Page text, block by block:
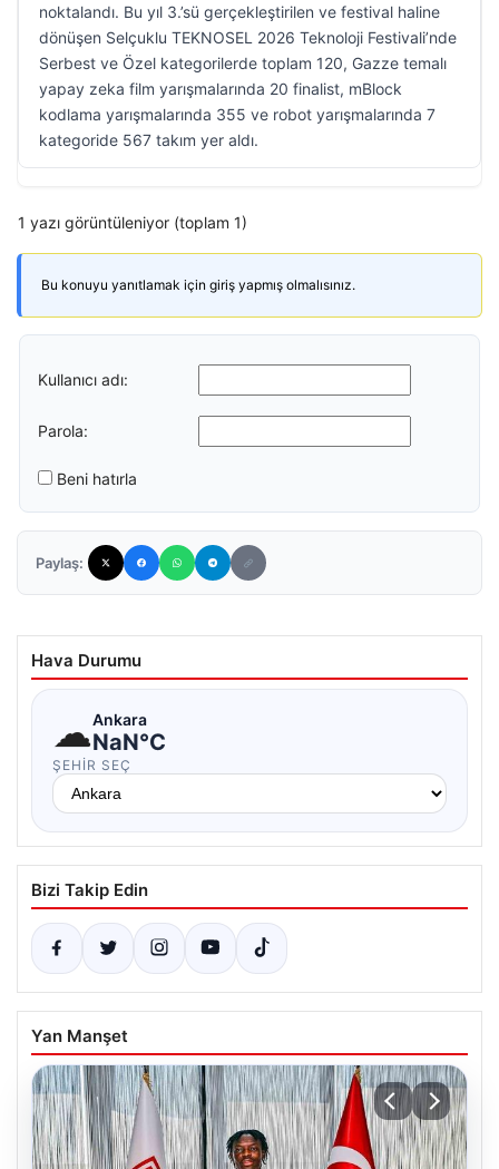
noktalandı. Bu yıl 3.’sü gerçekleştirilen ve festival haline
dönüşen Selçuklu TEKNOSEL 2026 Teknoloji Festivali’nde
Serbest ve Özel kategorilerde toplam 120, Gazze temalı
yapay zeka film yarışmalarında 20 finalist, mBlock
kodlama yarışmalarında 355 ve robot yarışmalarında 7
kategoride 567 takım yer aldı.
1 yazı görüntüleniyor (toplam 1)
Bu konuyu yanıtlamak için giriş yapmış olmalısınız.
Kullanıcı adı:
Parola:
Beni hatırla
Paylaş:
Hava Durumu
☁Ankara
NaN°C
ŞEHIR SEÇ
Bizi Takip Edin
Yan Manşet